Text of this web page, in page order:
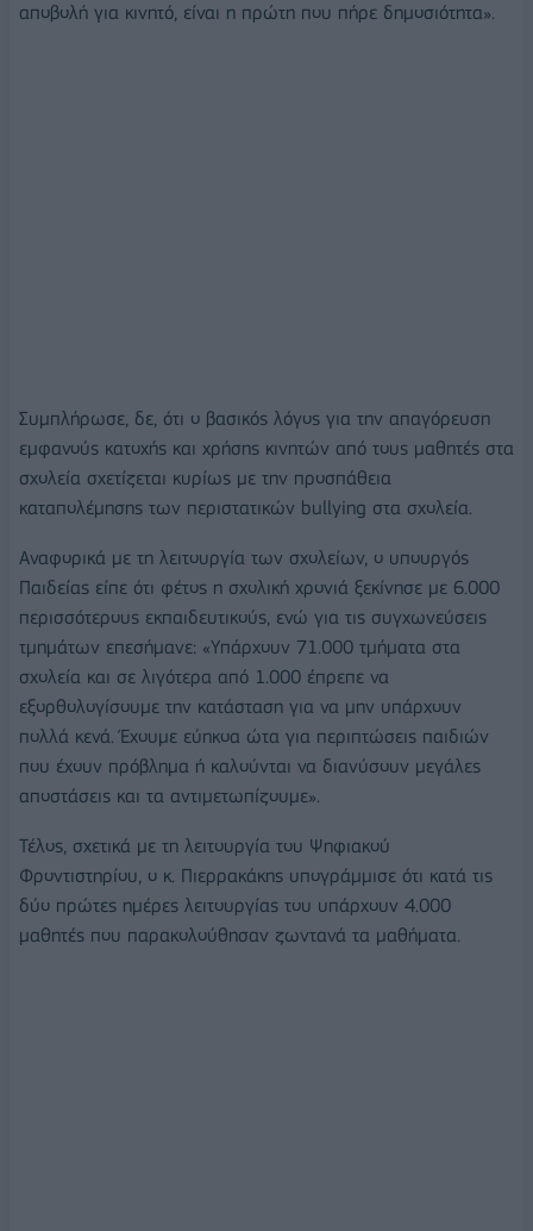
αποβολή για κινητό, είναι η πρώτη που πήρε δημοσιότητα».
Συμπλήρωσε, δε, ότι ο βασικός λόγος για την απαγόρευση
εμφανούς κατοχής και χρήσης κινητών από τους μαθητές στα
σχολεία σχετίζεται κυρίως με την προσπάθεια
καταπολέμησης των περιστατικών bullying στα σχολεία.
Αναφορικά με τη λειτουργία των σχολείων, ο υπουργός
Παιδείας είπε ότι φέτος η σχολική χρονιά ξεκίνησε με 6.000
περισσότερους εκπαιδευτικούς, ενώ για τις συγχωνεύσεις
τμημάτων επεσήμανε: «Υπάρχουν 71.000 τμήματα στα
σχολεία και σε λιγότερα από 1.000 έπρεπε να
εξορθολογίσουμε την κατάσταση για να μην υπάρχουν
πολλά κενά. Έχουμε εύηκοα ώτα για περιπτώσεις παιδιών
που έχουν πρόβλημα ή καλούνται να διανύσουν μεγάλες
αποστάσεις και τα αντιμετωπίζουμε».
Τέλος, σχετικά με τη λειτουργία του Ψηφιακού
Φροντιστηρίου, ο κ. Πιερρακάκης υπογράμμισε ότι κατά τις
δύο πρώτες ημέρες λειτουργίας του υπάρχουν 4.000
μαθητές που παρακολούθησαν ζωντανά τα μαθήματα.